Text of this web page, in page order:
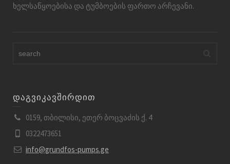
ხელსაწყოებისა და ტუმბოების ფართო არჩევანი.
დაგვიკავშირდით
0159, თბილისი, ეთერ ბოცვაძის ქ. 4
0322473651
info@grundfos-pumps.ge